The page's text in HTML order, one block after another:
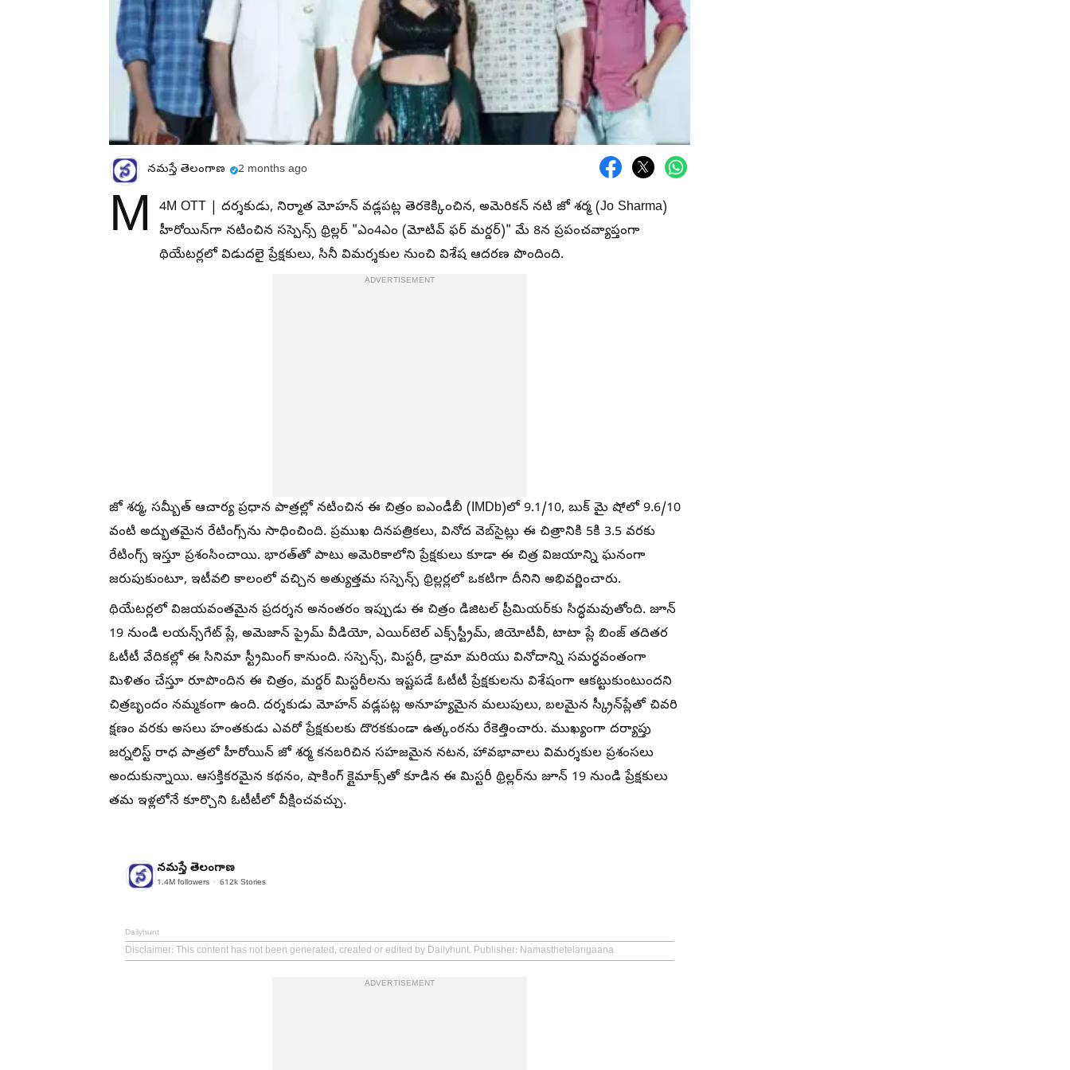
నమస్తే తెలంగాణ 2 months ago
M
4M OTT | దర్శకుడు, నిర్మాత మోహన్ వడ్లపట్ల తెరకెక్కించిన, అమెరికన్ నటి జో శర్మ (Jo Sharma)
హీరోయిన్‌గా నటించిన సస్పెన్స్ థ్రిల్లర్ "ఎం4ఎం (మోటివ్ ఫర్ మర్డర్)" మే 8న ప్రపంచవ్యాప్తంగా
థియేటర్లలో విడుదలై ప్రేక్షకులు, సినీ విమర్శకుల నుంచి విశేష ఆదరణ పొందింది.
ADVERTISEMENT
జో శర్మ, సమ్బీత్ ఆచార్య ప్రధాన పాత్రల్లో నటించిన ఈ చిత్రం ఐఎండీబీ (IMDb)లో 9.1/10, బుక్ మై షోలో 9.6/10
వంటి అద్భుతమైన రేటింగ్స్‌ను సాధించింది. ప్రముఖ దినపత్రికలు, వినోద వెబ్‌సైట్లు ఈ చిత్రానికి 5కి 3.5 వరకు
రేటింగ్స్ ఇస్తూ ప్రశంసించాయి. భారత్‌తో పాటు అమెరికాలోని ప్రేక్షకులు కూడా ఈ చిత్ర విజయాన్ని ఘనంగా
జరుపుకుంటూ, ఇటీవలి కాలంలో వచ్చిన అత్యుత్తమ సస్పెన్స్ థ్రిల్లర్లలో ఒకటిగా దీనిని అభివర్ణించారు.
థియేటర్లలో విజయవంతమైన ప్రదర్శన అనంతరం ఇప్పుడు ఈ చిత్రం డిజిటల్ ప్రీమియర్‌కు సిద్ధమవుతోంది. జూన్
19 నుండి లయన్స్‌గేట్ ప్లే, అమెజాన్ ప్రైమ్ వీడియో, ఎయిర్‌టెల్ ఎక్స్‌స్ట్రీమ్, జియోటీవీ, టాటా ప్లే బింజ్ తదితర
ఓటీటీ వేదికల్లో ఈ సినిమా స్ట్రీమింగ్ కానుంది. సస్పెన్స్, మిస్టరీ, డ్రామా మరియు వినోదాన్ని సమర్థవంతంగా
మిళితం చేస్తూ రూపొందిన ఈ చిత్రం, మర్డర్ మిస్టరీలను ఇష్టపడే ఓటీటీ ప్రేక్షకులను విశేషంగా ఆకట్టుకుంటుందని
చిత్రబృందం నమ్మకంగా ఉంది. దర్శకుడు మోహన్ వడ్లపట్ల అనూహ్యమైన మలుపులు, బలమైన స్క్రీన్‌ప్లేతో చివరి
క్షణం వరకు అసలు హంతకుడు ఎవరో ప్రేక్షకులకు దొరకకుండా ఉత్కంఠను రేకెత్తించారు. ముఖ్యంగా దర్యాప్తు
జర్నలిస్ట్ రాధ పాత్రలో హీరోయిన్ జో శర్మ కనబరిచిన సహజమైన నటన, హావభావాలు విమర్శకుల ప్రశంసలు
అందుకున్నాయి. ఆసక్తికరమైన కథనం, షాకింగ్ క్లైమాక్స్‌తో కూడిన ఈ మిస్టరీ థ్రిల్లర్‌ను జూన్ 19 నుండి ప్రేక్షకులు
తమ ఇళ్లలోనే కూర్చొని ఓటీటీలో వీక్షించవచ్చు.
నమస్తే తెలంగాణ
1.4M followers 612k Stories
Dailyhunt
Disclaimer: This content has not been generated, created or edited by Dailyhunt. Publisher: Namasthetelangaana
ADVERTISEMENT